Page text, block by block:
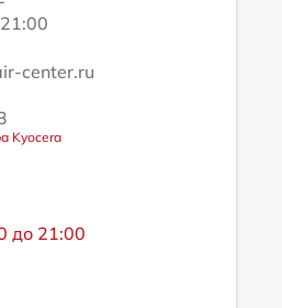
center.ru
Kyocera
до 21:00